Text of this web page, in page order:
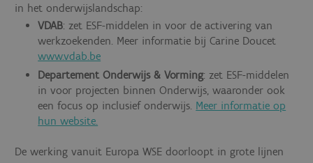
in het onderwijslandschap:
VDAB: zet ESF-middelen in voor de activering van
werkzoekenden. Meer informatie bijCarine Doucet
www.vdab.be
Departement Onderwijs & Vorming: zet ESF-middelen
in voor projecten binnen Onderwijs, waaronder ook
een focus op inclusief onderwijs. Meer informatie op
hun website.
De werking vanuit Europa WSE doorloopt in grote lijnen